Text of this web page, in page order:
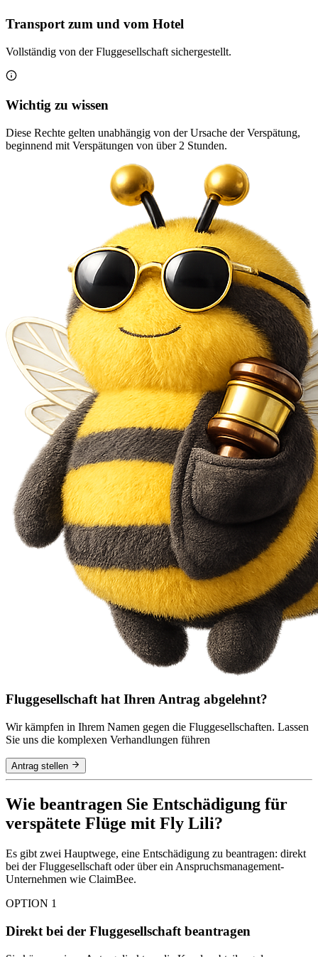
Transport zum und vom Hotel
Vollständig von der Fluggesellschaft sichergestellt.
Wichtig zu wissen
Diese Rechte gelten unabhängig von der Ursache der Verspätung,
beginnend mit Verspätungen von über 2 Stunden.
Fluggesellschaft hat Ihren Antrag abgelehnt?
Wir kämpfen in Ihrem Namen gegen die Fluggesellschaften. Lassen
Sie uns die komplexen Verhandlungen führen
Antrag stellen
Wie beantragen Sie Entschädigung für
verspätete Flüge mit Fly Lili?
Es gibt zwei Hauptwege, eine Entschädigung zu beantragen: direkt
bei der Fluggesellschaft oder über ein Anspruchsmanagement-
Unternehmen wie ClaimBee.
OPTION 1
Direkt bei der Fluggesellschaft beantragen